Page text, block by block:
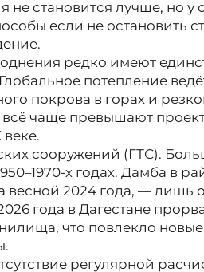
не становится лучше, но у
если не остановить
редко имеют
потепление
покрова в горах и
чаще превышают
сооружений (ГТС).
годах. Дамба в
2024 года, — лишь
года в Дагестане
что повлекло
регулярной